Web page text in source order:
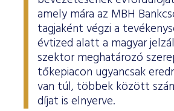
amely mára az MBH
tagjaként végzi a
évtized alatt a magyar
szektor meghatározó
tőkepiacon ugyancsak
van túl, többek között
díjat is elnyerve.